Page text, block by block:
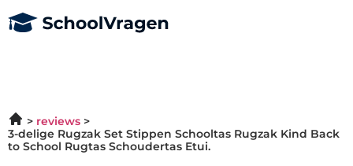
reviews
3-delige Rugzak Set Stippen Schooltas Rugzak Kind Back
to School Rugtas Schoudertas Etui.